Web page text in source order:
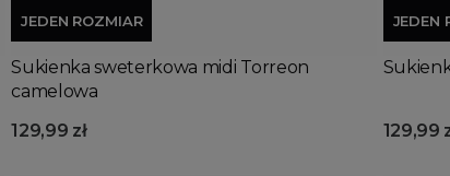
JEDEN ROZMIAR
Sukienka sweterkowa midi Torreon
camelowa
129,99 zł
JEDEN
129,99